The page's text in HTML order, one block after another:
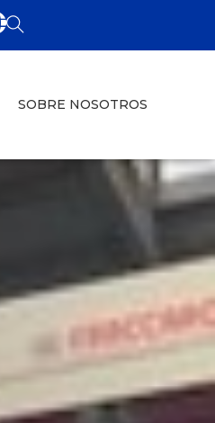
SOBRE NOSOTROS